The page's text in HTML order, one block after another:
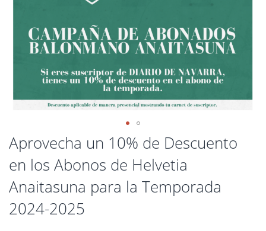
Aprovecha un 10% de Descuento
en los Abonos de Helvetia
Anaitasuna para la Temporada
2024-2025
Saltar
al
comienzo
de
la
de